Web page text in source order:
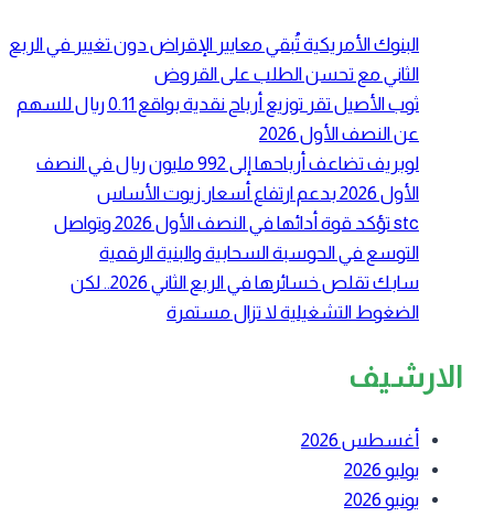
البنوك الأمريكية تُبقي معايير الإقراض دون تغيير في الربع
الثاني مع تحسن الطلب على القروض
ثوب الأصيل تقر توزيع أرباح نقدية بواقع 0.11 ريال للسهم
عن النصف الأول 2026
لوبريف تضاعف أرباحها إلى 992 مليون ريال في النصف
الأول 2026 بدعم ارتفاع أسعار زيوت الأساس
stc تؤكد قوة أدائها في النصف الأول 2026 وتواصل
التوسع في الحوسبة السحابية والبنية الرقمية
سابك تقلص خسائرها في الربع الثاني 2026.. لكن
الضغوط التشغيلية لا تزال مستمرة
الارشيف
أغسطس 2026
يوليو 2026
يونيو 2026